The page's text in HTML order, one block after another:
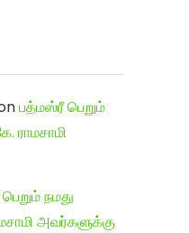
பத்மஸ்ரீ பெறும்
ராமசாமி
நமது
அவர்களுக்கு